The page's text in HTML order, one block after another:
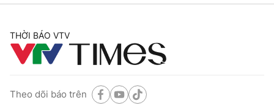
THỜI BÁO VTV
Theo dõi báo trên